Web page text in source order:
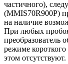
частичного),
(MMIS70R900P)
на наличие
При любых
преобразователь
режиме
этом